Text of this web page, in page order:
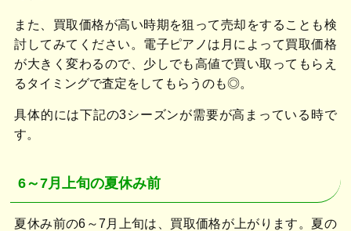
また、買取価格が高い時期を狙って売却をすることも検
討してみてください。電子ピアノは月によって買取価格
が大きく変わるので、少しでも高値で買い取ってもらえ
るタイミングで査定をしてもらうのも◎。
具体的には下記の3シーズンが需要が高まっている時で
す。
6～7月上旬の夏休み前
夏休み前の6～7月上旬は、買取価格が上がります。夏の